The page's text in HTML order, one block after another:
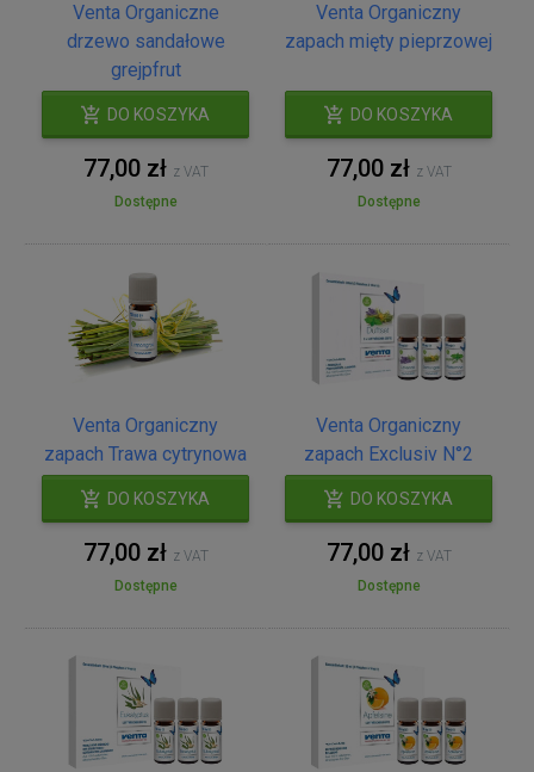
Venta Organiczne
drzewo sandałowe
grejpfrut
DO KOSZYKA
77,00 zł z VAT
Dostępne
Venta Organiczny
zapach mięty pieprzowej
DO KOSZYKA
77,00 zł z VAT
Dostępne
Venta Organiczny
zapach Trawa cytrynowa
DO KOSZYKA
77,00 zł z VAT
Dostępne
Venta Organiczny
zapach Exclusiv N°2
DO KOSZYKA
77,00 zł z VAT
Dostępne